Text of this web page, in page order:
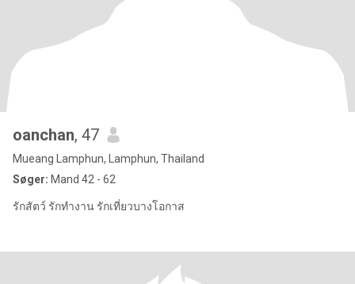
oanchan, 47
Mueang Lamphun, Lamphun, Thailand
Søger: Mand 42 - 62
รักสัตว์ รักทำงาน รักเที่ยวบางโอกาส